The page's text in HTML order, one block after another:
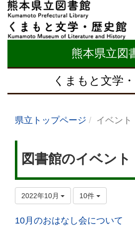
熊本県立図
くまもと文学
県立トップページ イベント
図書館のイベント
2022年10月 10件
10月のおはなし会について